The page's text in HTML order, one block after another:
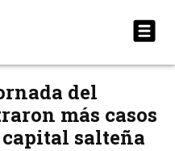
del
más casos
salteña